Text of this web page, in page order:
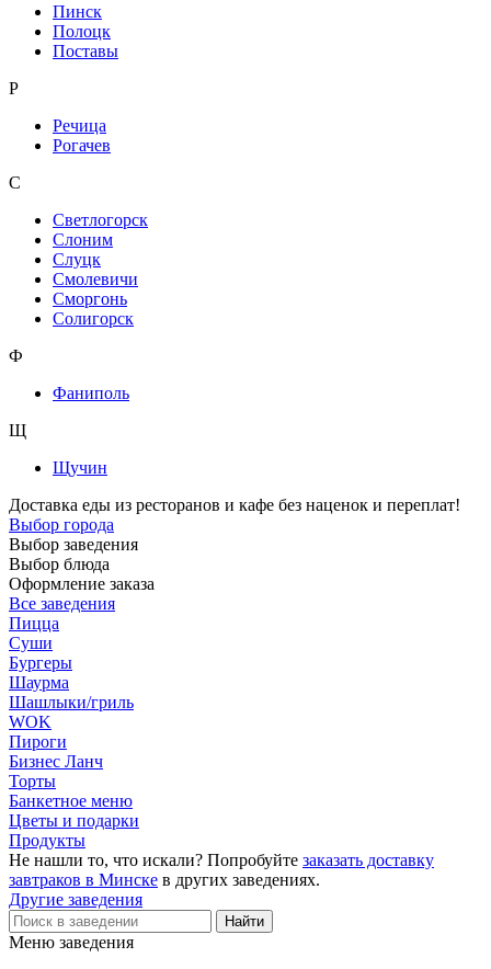
Пинск
Полоцк
Поставы
Р
Речица
Рогачев
С
Светлогорск
Слоним
Слуцк
Смолевичи
Сморгонь
Солигорск
Ф
Фаниполь
Щ
Щучин
Доставка еды из ресторанов и кафе без наценок и переплат!
Выбор города
Выбор заведения
Выбор блюда
Оформление заказа
Все заведения
Пицца
Суши
Бургеры
Шаурма
Шашлыки/гриль
WOK
Пироги
Бизнес Ланч
Торты
Банкетное меню
Цветы и подарки
Продукты
Не нашли то, что искали? Попробуйте заказать доставку
завтраков в Минске в других заведениях.
Другие заведения
Меню заведения